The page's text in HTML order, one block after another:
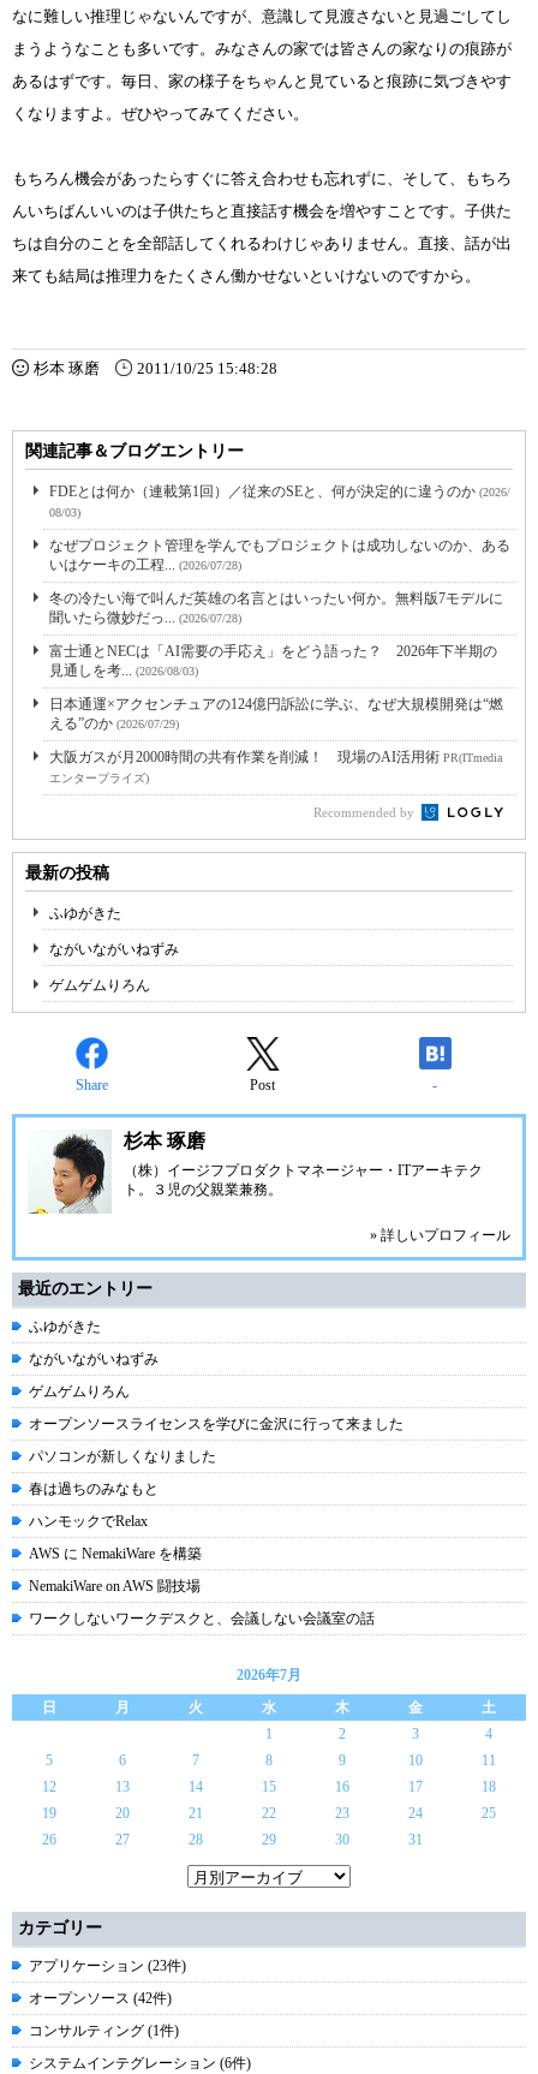
なに難しい推理じゃないんですが、意識して見渡さないと見過ごしてし
まうようなことも多いです。みなさんの家では皆さんの家なりの痕跡が
あるはずです。毎日、家の様子をちゃんと見ていると痕跡に気づきやす
くなりますよ。ぜひやってみてください。
もちろん機会があったらすぐに答え合わせも忘れずに、そして、もちろ
んいちばんいいのは子供たちと直接話す機会を増やすことです。子供た
ちは自分のことを全部話してくれるわけじゃありません。直接、話が出
来ても結局は推理力をたくさん働かせないといけないのですから。
杉本 琢磨 2011/10/25 15:48:28
関連記事＆ブログエントリー
FDEとは何か（連載第1回）／従来のSEと、何が決定的に違うのか (2026/
08/03)
なぜプロジェクト管理を学んでもプロジェクトは成功しないのか、ある
いはケーキの工程... (2026/07/28)
冬の冷たい海で叫んだ英雄の名言とはいったい何か。無料版7モデルに
聞いたら微妙だっ... (2026/07/28)
富士通とNECは「AI需要の手応え」をどう語った？ 2026年下半期の
見通しを考... (2026/08/03)
日本通運×アクセンチュアの124億円訴訟に学ぶ、なぜ大規模開発は“燃
える”のか (2026/07/29)
大阪ガスが月2000時間の共有作業を削減！ 現場のAI活用術 PR(ITmedia
エンタープライズ)
Recommended by
最新の投稿
ふゆがきた
ながいながいねずみ
ゲムゲムりろん
Share Post -
杉本 琢磨
（株）イージフプロダクトマネージャー・ITアーキテク
ト。３児の父親業兼務。
» 詳しいプロフィール
最近のエントリー
ふゆがきた
ながいながいねずみ
ゲムゲムりろん
オープンソースライセンスを学びに金沢に行って来ました
パソコンが新しくなりました
春は過ちのみなもと
ハンモックでRelax
AWS に NemakiWare を構築
NemakiWare on AWS 闘技場
ワークしないワークデスクと、会議しない会議室の話
2026年7月
日
月 火 水 木 金
土
1
2 3
4
5
6 7 8 9 10
11
12
13 14 15 16 17
18
19
20 21 22 23 24
25
26
27 28 29 30 31
カテゴリー
アプリケーション (23件)
オープンソース (42件)
コンサルティング (1件)
システムインテグレーション (6件)